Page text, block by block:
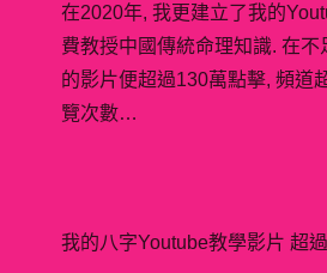
在2020年, 我更建立了我的
費教授中國傳統命理知識. 在不
的影片便超過130萬點擊, 頻道
覽次數…
我的八字Youtube教學影片 超